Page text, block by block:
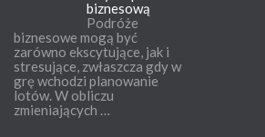
biznesową
Podróże
biznesowe mogą być
zarówno ekscytujące, jak i
stresujące, zwłaszcza gdy w
grę wchodzi planowanie
lotów. W obliczu
zmieniających …